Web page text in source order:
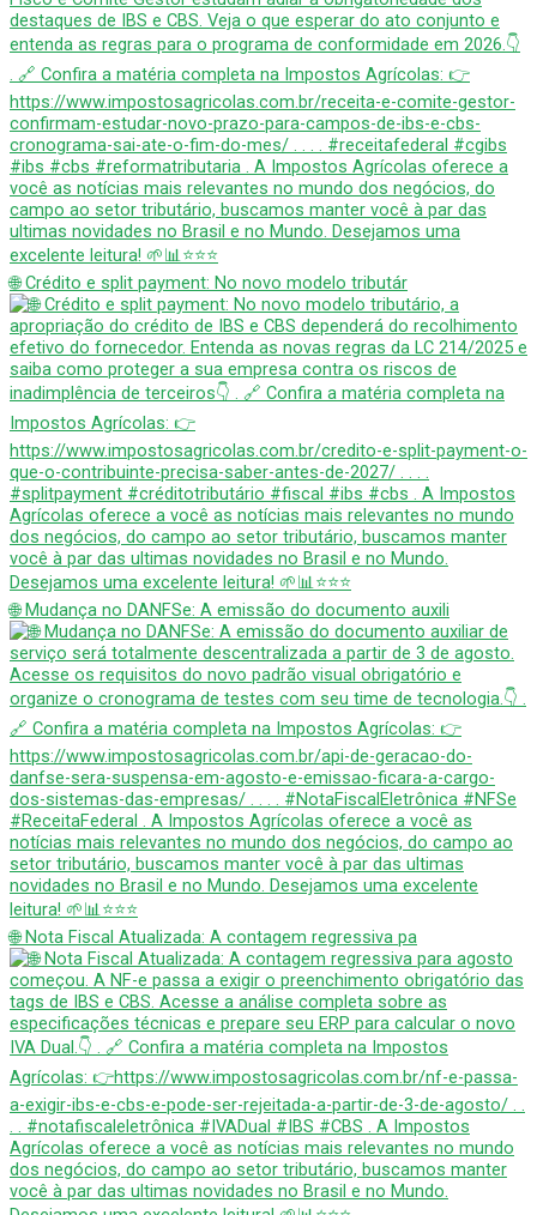
🌐 Crédito e split payment: No novo modelo tributár
🌐 Mudança no DANFSe: A emissão do documento auxili
🌐 Nota Fiscal Atualizada: A contagem regressiva pa